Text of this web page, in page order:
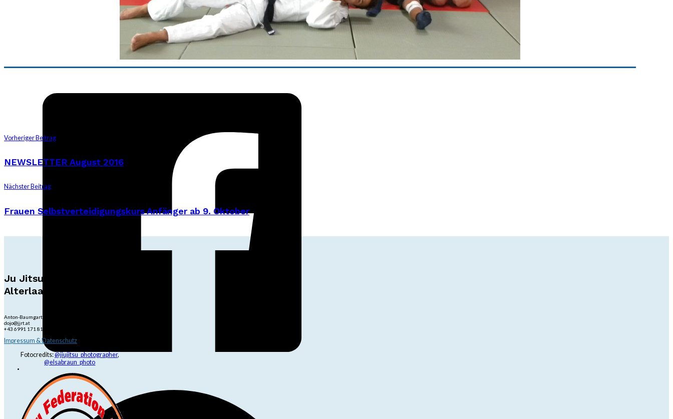
Vorheriger Beitrag
NEWSLETTER August 2016
Nächster Beitrag
Frauen Selbstverteidigungskurs Anfänger ab 9. Oktober
Ju Jitsu Ryu Tsunami
Alterlaa
Anton-Baumgartner-Str. 44/B8/01, 1230 Wien
dojo@jjrt.at
+43 6991 171 81 60
Impressum & Datenschutz
Fotocredits:@jiujitsu_photographer,
@elsabraun_photo